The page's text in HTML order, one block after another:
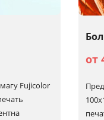
Fujicolor
от